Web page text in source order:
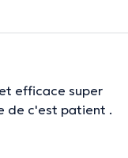
efficace super
de c'est patient .